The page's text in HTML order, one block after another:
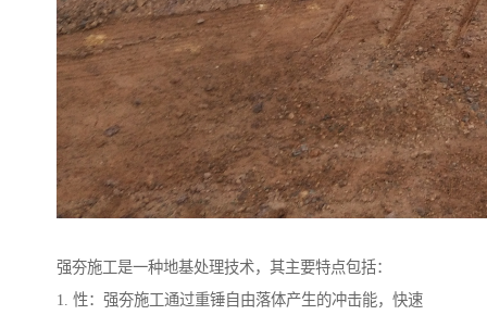
强夯施工是一种地基处理技术，其主要特点包括：
1. 性：强夯施工通过重锤自由落体产生的冲击能，快速